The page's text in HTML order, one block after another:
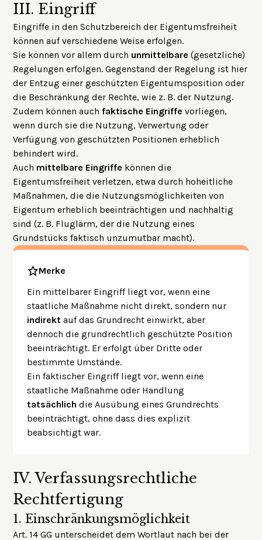
III. Eingriff
Eingriffe in den Schutzbereich der Eigentumsfreiheit
können auf verschiedene Weise erfolgen.
Sie können vor allem durch unmittelbare (gesetzliche)
Regelungen erfolgen. Gegenstand der Regelung ist hier
der Entzug einer geschützten Eigentumsposition oder
die Beschränkung der Rechte, wie z. B. der Nutzung.
Zudem können auchfaktische Eingriffe vorliegen,
wenn durch sie die Nutzung, Verwertung oder
Verfügung von geschützten Positionen erheblich
behindert wird.
Auch mittelbare Eingriffe können die
Eigentumsfreiheit verletzen, etwa durch hoheitliche
Maßnahmen, die die Nutzungsmöglichkeiten von
Eigentum erheblich beeinträchtigen und nachhaltig
sind (z. B. Fluglärm, der die Nutzung eines
Grundstücks faktisch unzumutbar macht).
Merke
Ein mittelbarer Eingriff liegt vor, wenn eine
staatliche Maßnahme nicht direkt, sondern nur
indirekt auf das Grundrecht einwirkt, aber
dennoch die grundrechtlich geschützte Position
beeinträchtigt. Er erfolgt über Dritte oder
bestimmte Umstände.
Ein faktischer Eingriff liegt vor, wenn eine
staatliche Maßnahme oder Handlung
tatsächlich die Ausübung eines Grundrechts
beeinträchtigt, ohne dass dies explizit
beabsichtigt war.
IV. Verfassungsrechtliche
Rechtfertigung
1. Einschränkungsmöglichkeit
Art. 14 GG unterscheidet dem Wortlaut nach bei der